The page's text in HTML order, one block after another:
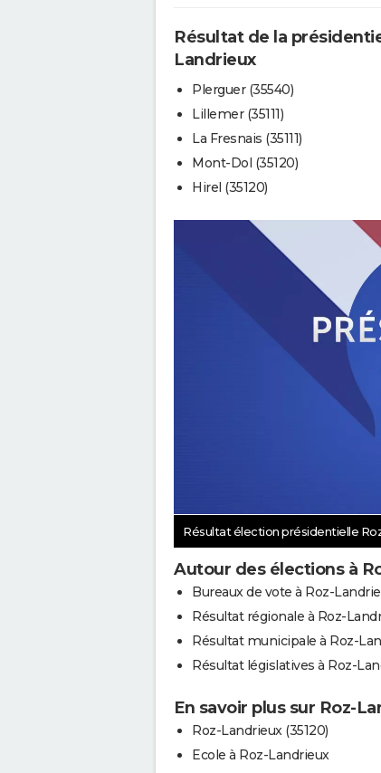
Résultat de la
Landrieux
Plerguer (35540)
Lillemer (35111)
La Fresnais (35111)
Mont-Dol (35120)
Hirel (35120)
Résultat élection présidentielle
Autour des élections à
Bureaux de vote à Roz-
Résultat régionale à Roz-
Résultat municipale à Roz-
Résultat législatives à Roz-
En savoir plus sur Roz-
Roz-Landrieux (35120)
Ecole à Roz-Landrieux